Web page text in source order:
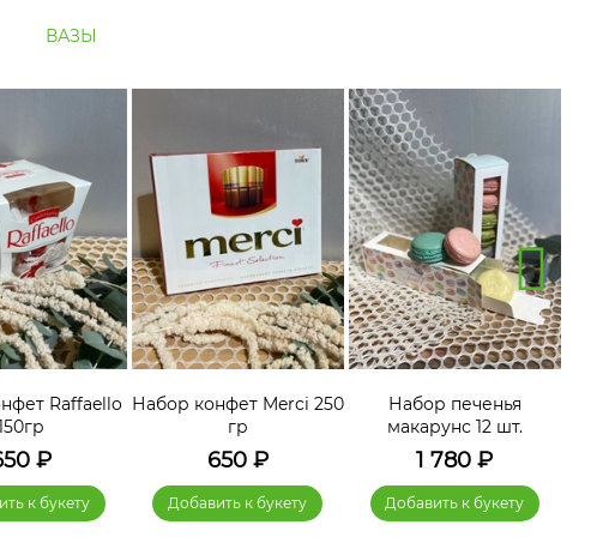
ВАЗЫ
Raffaello
₽
к букету
Набор конфет Merci 250
гр
650₽
Добавить к букету
Набор печенья
макарунс 12 шт.
1 780 ₽
Добавить к букету